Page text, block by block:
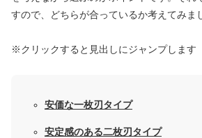
すので、どちらが合っているか考えてみま
※クリックすると見出しにジャンプします
安価な一枚刃タイプ
安定感のある二枚刃タイプ